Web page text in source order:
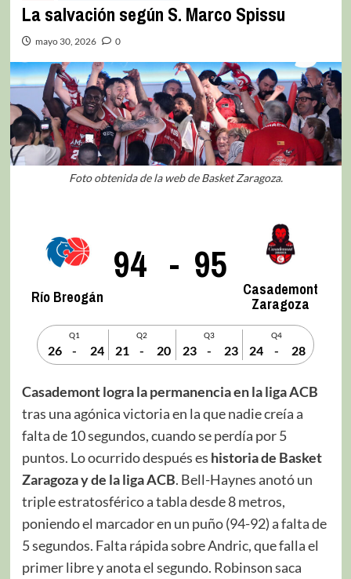
La salvación según S. Marco Spissu
mayo 30, 2026 0
Foto obtenida de la web de Basket Zaragoza.
Río Breogán
94 - 95
Casademont
Zaragoza
Q1
26 - 24
Q2
21 - 20
Q3
23 - 23
Q4
24 - 28
Casademont logra la permanencia en la liga ACB
tras una agónica victoria en la que nadie creía a
falta de 10 segundos, cuando se perdía por 5
puntos. Lo ocurrido después es historia de Basket
Zaragoza y de la liga ACB. Bell-Haynes anotó un
triple estratosférico a tabla desde 8 metros,
poniendo el marcador en un puño (94-92) a falta de
5 segundos. Falta rápida sobre Andric, que falla el
primer libre y anota el segundo. Robinson saca